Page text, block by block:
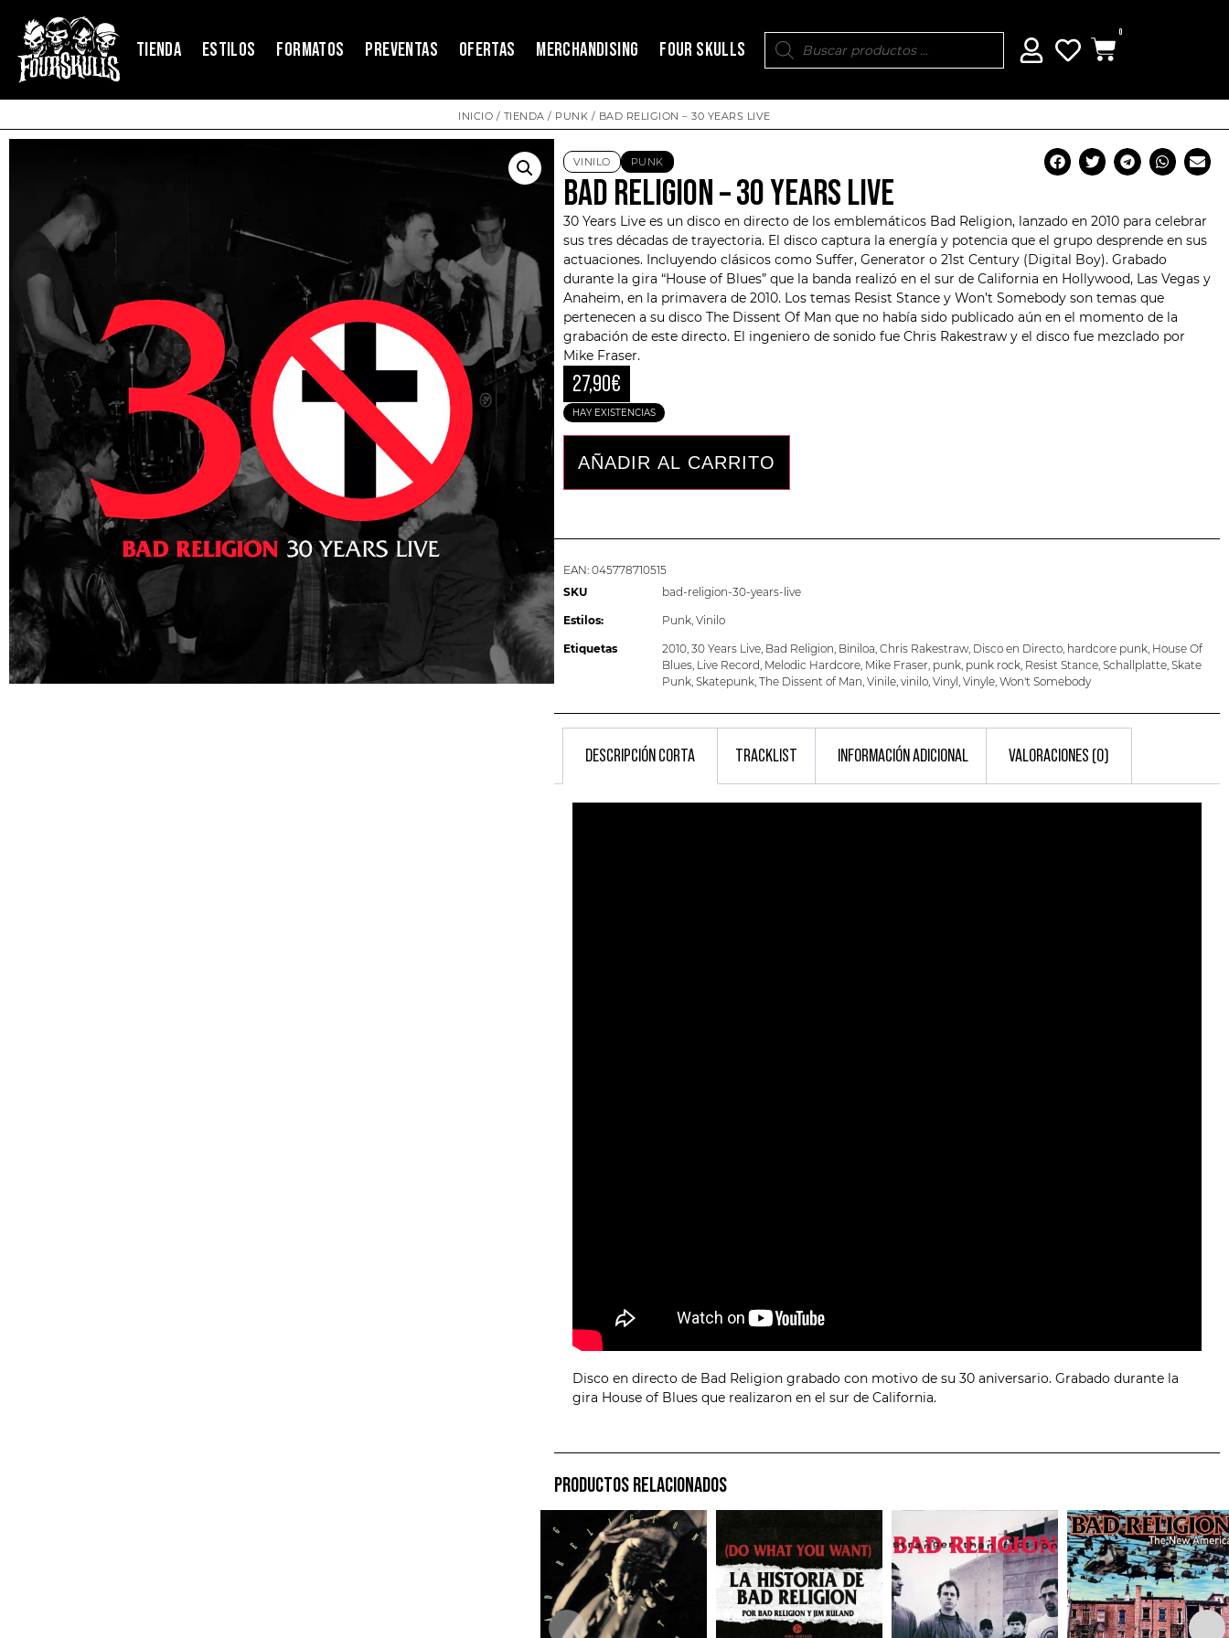
TIENDA ESTILOS FORMATOS PREVENTAS OFERTAS MERCHANDISING FOUR SKULLS
0
INICIO / TIENDA / PUNK / BAD RELIGION – 30 YEARS LIVE
VINILO PUNK
BAD RELIGION – 30 YEARS LIVE
30 Years Live es un disco en directo de los emblemáticos Bad Religion, lanzado en 2010 para celebrar
sus tres décadas de trayectoria. El disco captura la energía y potencia que el grupo desprende en sus
actuaciones. Incluyendo clásicos como Suffer, Generator o 21st Century (Digital Boy). Grabado
durante la gira “House of Blues” que la banda realizó en el sur de California en Hollywood, Las Vegas y
Anaheim, en la primavera de 2010. Los temas Resist Stance y Won’t Somebody son temas que
pertenecen a su disco The Dissent Of Manque no había sido publicado aún en el momento de la
grabación de este directo. El ingeniero de sonido fue Chris Rakestraw y el disco fue mezclado por
Mike Fraser.
27,90€
HAY EXISTENCIAS
AÑADIR AL CARRITO
EAN: 045778710515
SKU
bad-religion-30-years-live
Estilos: Punk, Vinilo
Etiquetas 2010, 30 Years Live, Bad Religion, Biniloa, Chris Rakestraw, Disco en Directo, hardcore punk, House Of
Blues, Live Record, Melodic Hardcore, Mike Fraser, punk, punk rock, Resist Stance, Schallplatte, Skate
Punk, Skatepunk, The Dissent of Man, Vinile, vinilo, Vinyl, Vinyle, Won't Somebody
DESCRIPCIÓN CORTA TRACKLIST INFORMACIÓN ADICIONAL VALORACIONES (0)
Disco en directo de Bad Religion grabado con motivo de su 30 aniversario. Grabado durante la
gira House of Blues que realizaron en el sur de California.
PRODUCTOS RELACIONADOS